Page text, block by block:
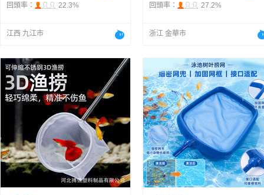
回頭率：
22.3%
江西 九江市
回頭率：
27.2%
浙江 金華市